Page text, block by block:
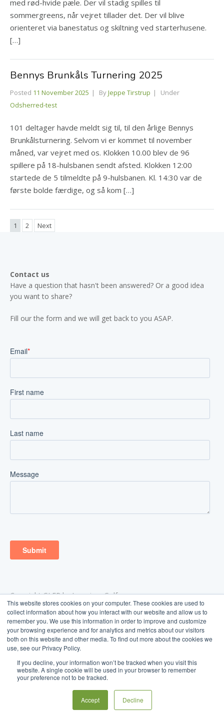
This website stores cookies on your computer. These cookies are used to
collect information about how you interact with our website and allow us to
remember you. We use this information in order to improve and customize
your browsing experience and for analytics and metrics about our visitors
both on this website and other media. To find out more about the cookies we
use, see our Privacy Policy.
If you decline, your information won’t be tracked when you visit this
website. A single cookie will be used in your browser to remember
your preference not to be tracked.
Accept Decline
med rød-hvide pæle. Der vil stadig spilles til
sommergreens, når vejret tillader det. Der vil blive
orienteret via banestatus og skiltning ved starterhusene.
[…]
Bennys Brunkåls Turnering 2025
Posted 11 November 2025 ByJeppe Tirstrup
Under
Odsherred-test
101 deltager havde meldt sig til, til den årlige Bennys
Brunkålsturnering. Selvom vi er kommet til november
måned, var vejret med os. Klokken 10.00 blev de 96
spillere på 18-hulsbanen sendt afsted. Klokken 12:00
startede de 5 tilmeldte på 9-hulsbanen. Kl. 14:30 var de
første bolde færdige, og så kom […]
1 2 Next
Contact us
Have a question that hasn't been answered? Or a good idea
you want to share?
Fill our the form and we will get back to you ASAP.
Copyright GLFR by Ingenium Golf
Aarhus, Denmark
support@glfr.com
Terms of Service